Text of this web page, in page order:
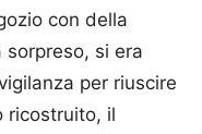
con della
si era
per riuscire
ricostruito, il